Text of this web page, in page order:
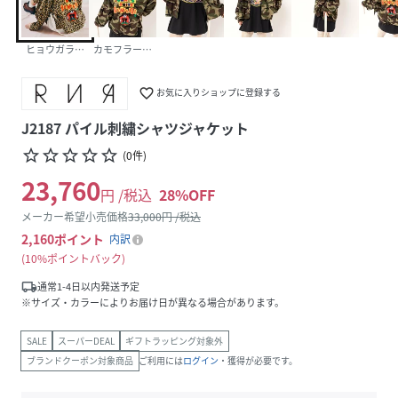
ヒョウガラプリントカモフラージュプリント
favorite_border お気に入りショップに登録する
J2187 パイル刺繍シャツジャケット
star_borderstar_borderstar_borderstar_borderstar_border (0件)
23,760円 /税込 28%OFF
メーカー希望小売価格33,000円 /税込
2,160ポイント 内訳
10%ポイントバック
local_shipping通常1-4日以内発送予定
※サイズ・カラーによりお届け日が異なる場合があります。
SALE スーパーDEAL
ギフトラッピング対象外
ブランドクーポン対象商品 ご利用にはログイン ・獲得が必要です。